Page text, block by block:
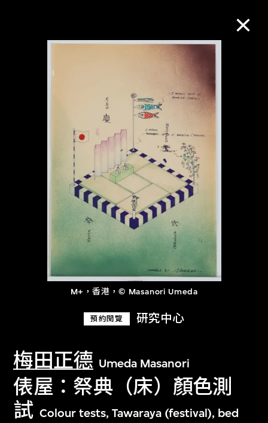
M+，香港，© Masanori Umeda
預約閱覽 研究中心
梅田正德 Umeda Masanori
俵屋：祭典（床）顏色測
試 Colour tests, Tawaraya (festival), bed
M+藏品
進一步篩選
關於M+藏品
探索世界頂級的二十及二十一世紀視覺
文化藏品。